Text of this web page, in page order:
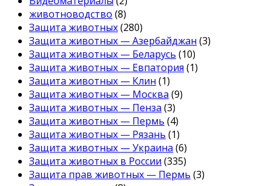
животноводство (8)
Защита животных(280)
Защита животных — Азербайджан (3)
Защита животных — Беларусь (10)
Защита животных — Евпатория (1)
Защита животных — Клин (1)
Защита животных — Москва (9)
Защита животных — Пенза (3)
Защита животных — Пермь (4)
Защита животных — Рязань (1)
Защита животных — Украина (6)
Защита животных в России (335)
Защита прав животных — Пермь (3)